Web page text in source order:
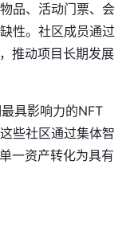
品、活动门票、会
性。社区成员通过
推动项目长期发展
具影响力的NFT
些社区通过集体智
一资产转化为具有